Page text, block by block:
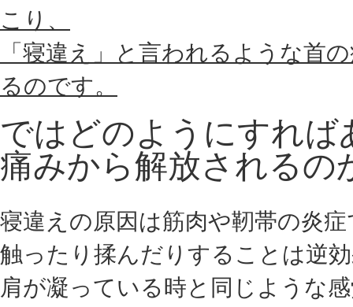
こり、
「寝違え」と言われるような首
るのです。
ではどのようにすれば
痛みから解放されるの
寝違えの原因は筋肉や靭帯の炎
触ったり揉んだりすることは逆
肩が凝っている時と同じような